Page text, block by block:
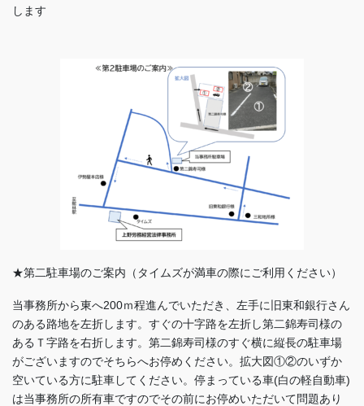
します
★第二駐車場のご案内（タイムズが満車の際にご利用ください）
当事務所から東へ200ｍ程進んでいただき、左手に旧東和銀行さん
のある路地を左折します。すぐの十字路を左折し第二錦寿司様の
あるＴ字路を右折します。第二錦寿司様のすぐ横に縦長の駐車場
がございますのでそちらへお停めください。拡大図①②のいずか
空いている方に駐車してください。停まっている車(白の軽自動車)
は当事務所の所有車ですのでその前にお停めいただいて問題あり